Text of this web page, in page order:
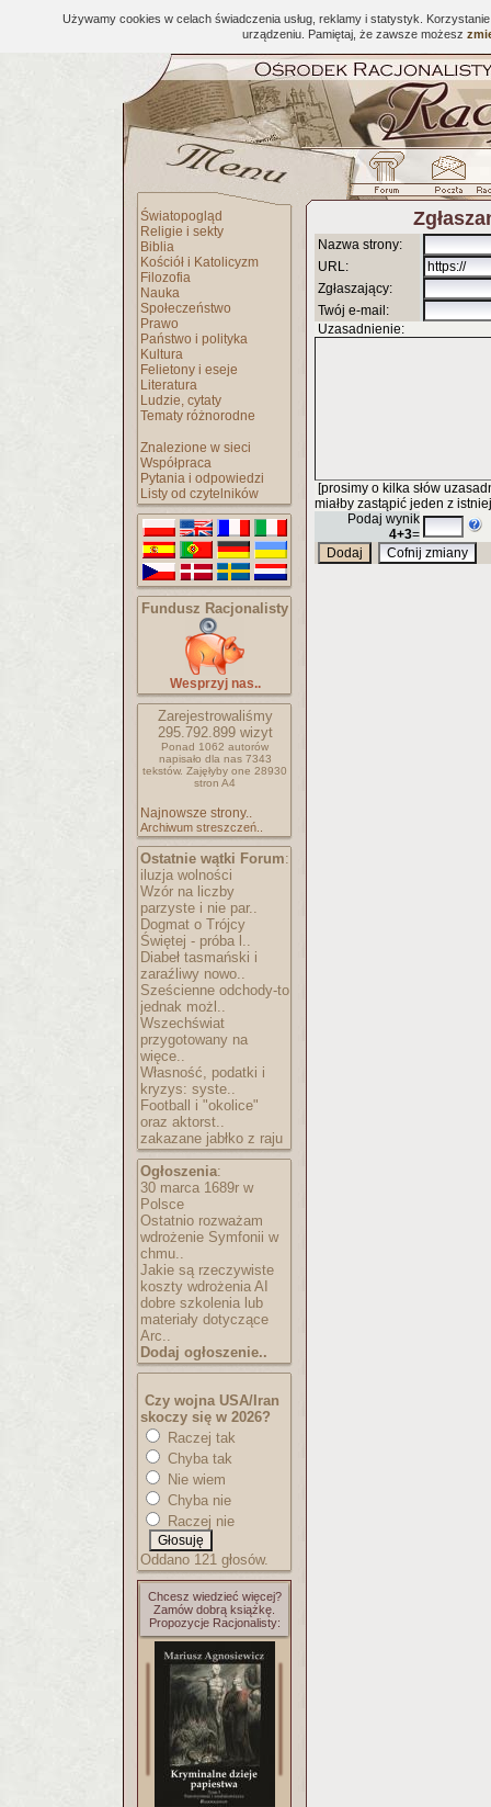
Używamy cookies w celach świadczenia usług, reklamy i statystyk.
urządzeniu. Pamiętaj, że zawsze możesz
Światopogląd
Religie i sekty
Biblia
Kościół i Katolicyzm
Filozofia
Nauka
Społeczeństwo
Prawo
Państwo i polityka
Kultura
Felietony i eseje
Literatura
Ludzie, cytaty
Tematy różnorodne
Znalezione w sieci
Współpraca
Pytania i odpowiedzi
Listy od czytelników
Fundusz Racjonalisty
Wesprzyj nas..
Zarejestrowaliśmy
295.792.899wizyt
Ponad 1062 autorów
napisało dla nas 7343
tekstów. Zajęłyby one 28930
stron A4
Najnowsze strony..
Archiwum streszczeń..
Ostatnie wątki Forum:
iluzja wolności
Wzór na liczby
parzyste i nie par..
Dogmat o Trójcy
Świętej - próba l..
Diabeł tasmański i
zaraźliwy nowo..
Sześcienne odchody-to
jednak możl..
Wszechświat
przygotowany na
więce..
Własność, podatki i
kryzys: syste..
Football i "okolice"
oraz aktorst..
zakazane jabłko z raju
Ogłoszenia:
30 marca 1689r w
Polsce
Ostatnio rozważam
wdrożenie Symfonii w
chmu..
Jakie są rzeczywiste
koszty wdrożenia AI
dobre szkolenia lub
materiały dotyczące
Arc..
Dodaj ogłoszenie..
Czy wojna USA/Iran
skoczy się w 2026?
Raczej tak
Chyba tak
Nie wiem
Chyba nie
Raczej nie
Oddano 121 głosów.
Chcesz wiedzieć więcej?
Zamów dobrą książkę.
Propozycje Racjonalisty:
Nazwa strony:
URL:
Zgłaszający:
Twój e-mail:
Uzasadnienie:
[prosimy o kilka słów
miałby zastąpić jeden z
Podaj wynik
4+3=